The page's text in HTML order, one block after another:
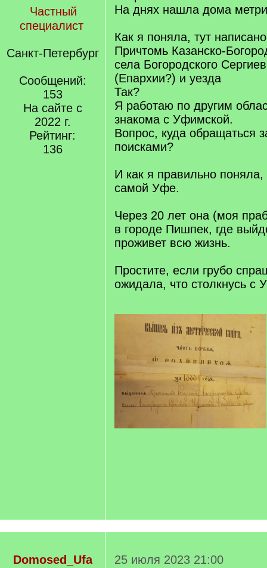
Частный
специалист
Санкт-Петербург
Сообщений:
153
На сайте с
2022 г.
Рейтинг:
136
На днях нашла дома
Как я поняла, тут
Причтомь Казанско-
села Богородского
(Епархии?) и уезда
Так?
Я работаю по другим
знакома с Уфимской.
Вопрос, куда обращаться
поисками?
И как я правильно поняла,
самой Уфе.
Через 20 лет она (моя
в городе Пишпек, где
проживет всю жизнь.
Простите, если грубо
ожидала, что столкнусь с
Domosed_Ufa
25 июля 2023 21:00